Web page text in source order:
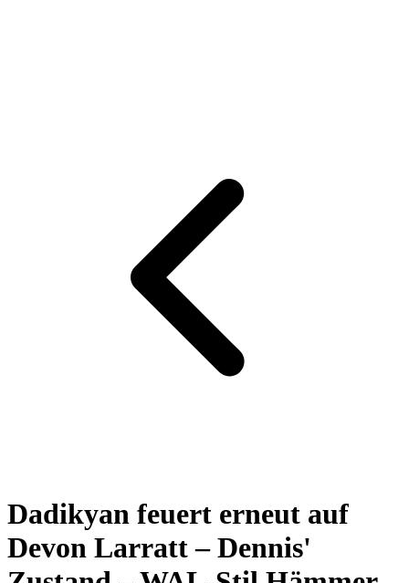
Dadikyan feuert erneut auf
Devon Larratt – Dennis'